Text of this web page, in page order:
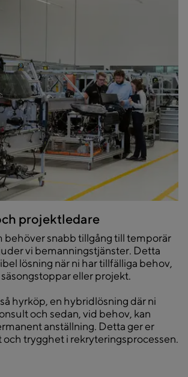
projektledare
behöver snabb tillgång till temporär
vi bemanningstjänster. Detta
lösning när ni har tillfälliga behov,
eller projekt.
hyrköp, en hybridlösning där ni
och sedan, vid behov, kan
anställning. Detta ger er
trygghet i rekryteringsprocessen.